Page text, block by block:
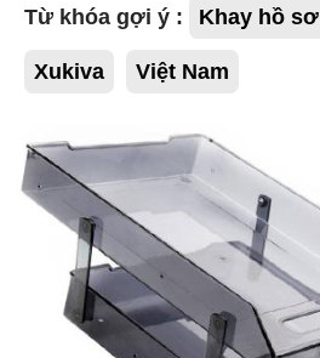
Từ khóa gợi ý : Khay hồ sơ
Xukiva Việt Nam